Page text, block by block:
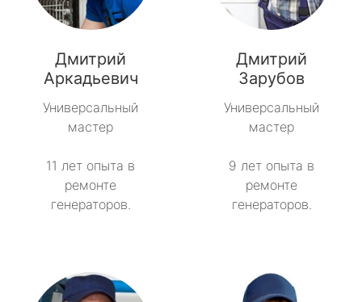
Дмитрий
Аркадьевич
Универсальный
мастер
11 лет опыта в
ремонте
генераторов.
Дмитрий
Зарубов
Универсальный
мастер
9 лет опыта в
ремонте
генераторов.